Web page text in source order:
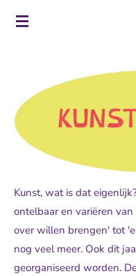
Ga
hoofdinhoud
Kunst, wat is dat
ontelbaar en variëren
over willen brengen' tot
nog veel meer. Ook dit
georganiseerd worden.